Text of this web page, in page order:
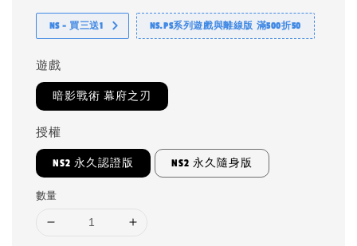
NS - 買三送1 NS.PS系列遊戲與離線版 滿500折50
遊戲
暗影戰術 幕府之刃
授權
NS2 永久認證版 NS2 永久隨身版
數量